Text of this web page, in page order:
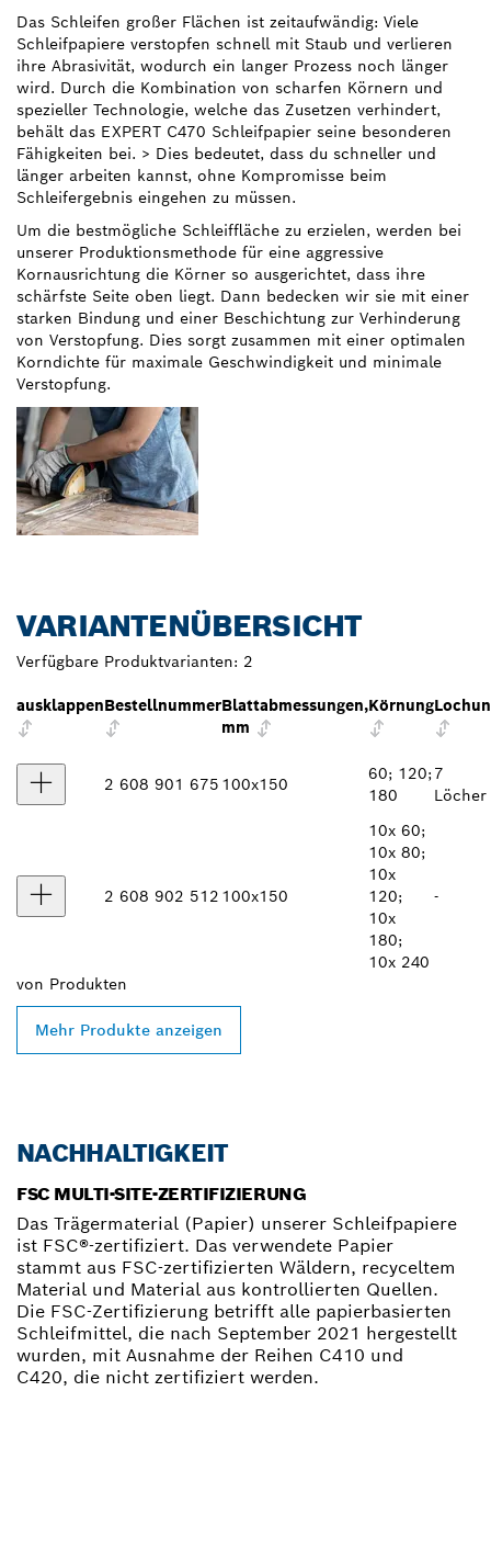
Das Schleifen großer Flächen ist zeitaufwändig: Viele
Schleifpapiere verstopfen schnell mit Staub und verlieren
ihre Abrasivität, wodurch ein langer Prozess noch länger
wird. Durch die Kombination von scharfen Körnern und
spezieller Technologie, welche das Zusetzen verhindert,
behält das EXPERT C470 Schleifpapier seine besonderen
Fähigkeiten bei. > Dies bedeutet, dass du schneller und
länger arbeiten kannst, ohne Kompromisse beim
Schleifergebnis eingehen zu müssen.
Um die bestmögliche Schleiffläche zu erzielen, werden bei
unserer Produktionsmethode für eine aggressive
Kornausrichtung die Körner so ausgerichtet, dass ihre
schärfste Seite oben liegt. Dann bedecken wir sie mit einer
starken Bindung und einer Beschichtung zur Verhinderung
von Verstopfung. Dies sorgt zusammen mit einer optimalen
Korndichte für maximale Geschwindigkeit und minimale
Verstopfung.
VARIANTENÜBERSICHT
Verfügbare Produktvarianten: 2
ausklappenBestellnummerBlattabmessungen,
mm
Körnung
2 608 901 675 100x150
60; 120;
180
7
Löcher
2 608 902 512 100x150
10x 60;
10x 80;
10x
120;
10x
180;
10x 240
-
von Produkten
Mehr Produkte anzeigen
NACHHALTIGKEIT
FSC MULTI-SITE-ZERTIFIZIERUNG
Das Trägermaterial (Papier) unserer Schleifpapiere
ist FSC®-zertifiziert. Das verwendete Papier
stammt aus FSC-zertifizierten Wäldern, recyceltem
Material und Material aus kontrollierten Quellen.
Die FSC-Zertifizierung betrifft alle papierbasierten
Schleifmittel, die nach September 2021 hergestellt
wurden, mit Ausnahme der Reihen C410 und
C420, die nicht zertifiziert werden.